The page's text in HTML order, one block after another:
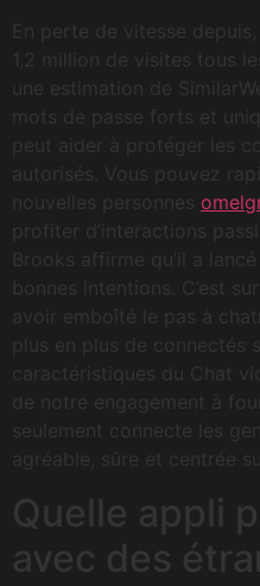
En perte de vitesse
1,2 million de visites tous
une estimation de
mots de passe forts et
peut aider à protéger les
autorisés. Vous pouvez
nouvelles personnes
profiter d’interactions
Brooks affirme qu’il a
bonnes intentions. C’est
avoir emboîté le pas à
plus en plus de connectés
caractéristiques du Chat
de notre engagement à
seulement connecte les
agréable, sûre et centrée
Quelle appli
avec des